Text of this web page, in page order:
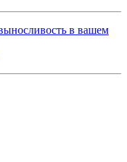
в вашем